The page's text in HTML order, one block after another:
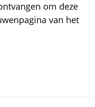
om deze
van het